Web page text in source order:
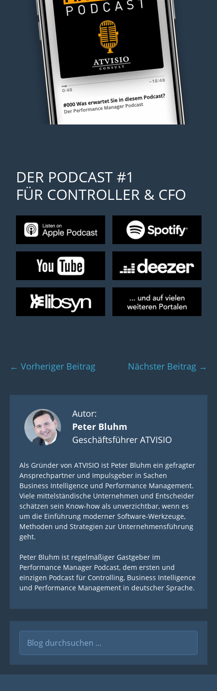
DER PODCAST #1
FÜR CONTROLLER & CFO
Beitragsnavigation
← Vorheriger Beitrag Nächster Beitrag →
Autor:
Peter Bluhm
Geschäftsführer ATVISIO
Als Gründer von ATVISIO ist Peter Bluhm ein gefragter
Ansprechpartner und Impulsgeber in Sachen
Business Intelligence und Performance Management.
Viele mittelständische Unternehmen und Entscheider
schätzen sein Know-how als unverzichtbar, wenn es
um die Einführung moderner Software-Werkzeuge,
Methoden und Strategien zur Unternehmensführung
geht.
Peter Bluhm ist regelmäßiger Gastgeber im
Performance Manager Podcast, dem ersten und
einzigen Podcast für Controlling, Business Intelligence
und Performance Management in deutscher Sprache.
nach: